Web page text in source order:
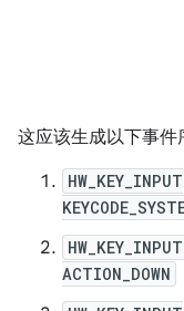
这应该生成以下事件
HW_KEY_INPUT
ACTION_DOWN